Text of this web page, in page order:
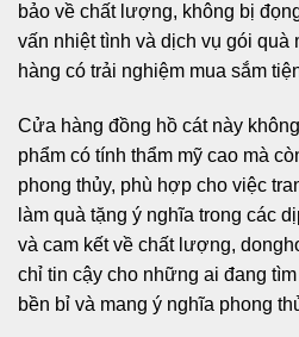
bảo về chất lượng, không bị
vấn nhiệt tình và dịch vụ gói quà
hàng có trải nghiệm mua sắm
Cửa hàng đồng hồ cát này
phẩm có tính thẩm mỹ cao mà
phong thủy, phù hợp cho việc
làm quà tặng ý nghĩa trong các
và cam kết về chất lượng,
chỉ tin cậy cho những ai đang
bền bỉ và mang ý nghĩa phong